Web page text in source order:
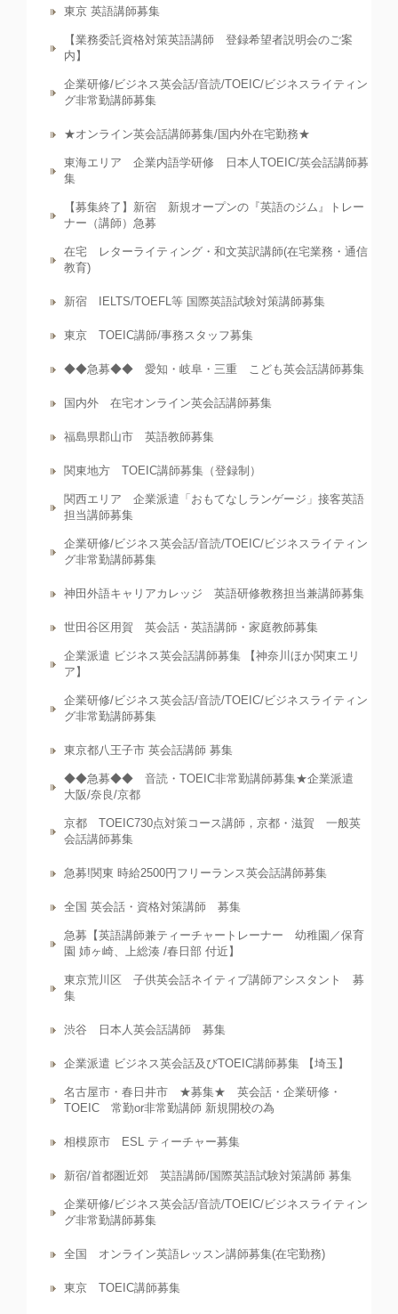
東京 英語講師募集
【業務委託資格対策英語講師 登録希望者説明会のご案
内】
企業研修/ビジネス英会話/音読/TOEIC/ビジネスライティン
グ非常勤講師募集
★オンライン英会話講師募集/国内外在宅勤務★
東海エリア 企業内語学研修 日本人TOEIC/英会話講師募
集
【募集終了】新宿 新規オープンの『英語のジム』トレー
ナー（講師）急募
在宅 レターライティング・和文英訳講師(在宅業務・通信
教育)
新宿 IELTS/TOEFL等 国際英語試験対策講師募集
東京 TOEIC講師/事務スタッフ募集
◆◆急募◆◆ 愛知・岐阜・三重 こども英会話講師募集
国内外 在宅オンライン英会話講師募集
福島県郡山市 英語教師募集
関東地方 TOEIC講師募集（登録制）
関西エリア 企業派遣「おもてなしランゲージ」接客英語
担当講師募集
企業研修/ビジネス英会話/音読/TOEIC/ビジネスライティン
グ非常勤講師募集
神田外語キャリアカレッジ 英語研修教務担当兼講師募集
世田谷区用賀 英会話・英語講師・家庭教師募集
企業派遣 ビジネス英会話講師募集 【神奈川ほか関東エリ
ア】
企業研修/ビジネス英会話/音読/TOEIC/ビジネスライティン
グ非常勤講師募集
東京都八王子市 英会話講師 募集
◆◆急募◆◆ 音読・TOEIC非常勤講師募集★企業派遣
大阪/奈良/京都
京都 TOEIC730点対策コース講師，京都・滋賀 一般英
会話講師募集
急募!関東 時給2500円フリーランス英会話講師募集
全国 英会話・資格対策講師 募集
急募【英語講師兼ティーチャートレーナー 幼稚園／保育
園 姉ヶ崎、上総湊 /春日部 付近】
東京荒川区 子供英会話ネイティブ講師アシスタント 募
集
渋谷 日本人英会話講師 募集
企業派遣 ビジネス英会話及びTOEIC講師募集 【埼玉】
名古屋市・春日井市 ★募集★ 英会話・企業研修・
TOEIC 常勤or非常勤講師 新規開校の為
相模原市 ESL ティーチャー募集
新宿/首都圏近郊 英語講師/国際英語試験対策講師 募集
企業研修/ビジネス英会話/音読/TOEIC/ビジネスライティン
グ非常勤講師募集
全国 オンライン英語レッスン講師募集(在宅勤務)
東京 TOEIC講師募集